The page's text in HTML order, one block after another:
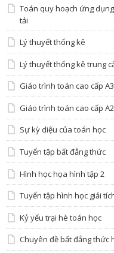
Toán quy hoạch ứng
tải
Lý thuyết thống kê
Lý thuyết thống kê trung
Giáo trình toán cao cấp A3
Giáo trình toán cao cấp A2
Sự kỳ diệu của toán học
Tuyển tập bất đẳng thức
Hình học họa hình tập 2
Tuyển tập hình học giải
Kỷ yếu trại hè toán học
Chuyên đề bất đẳng thức